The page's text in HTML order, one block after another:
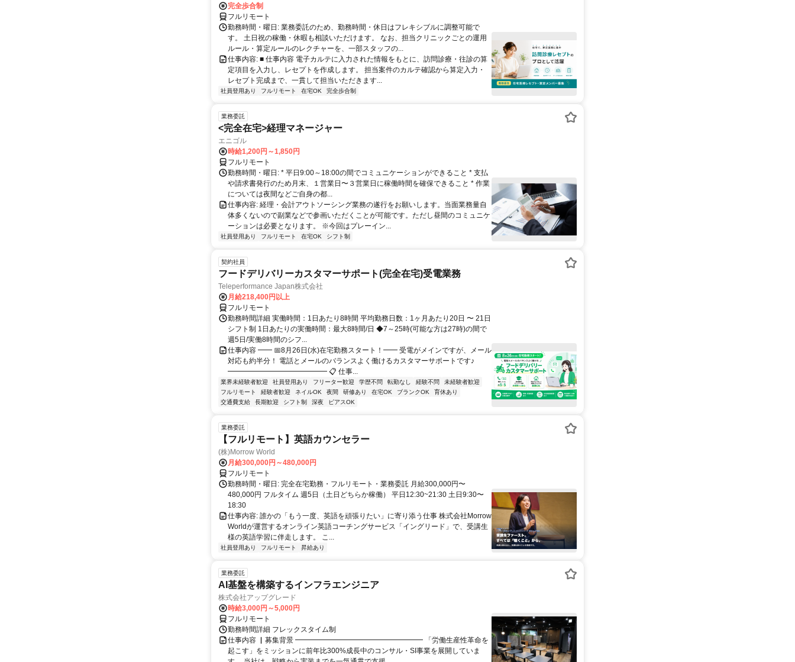
完全歩合制
フルリモート
勤務時間・曜日: 業務委託のため、勤務時間・休日はフレキシブルに調整可能で
す。 土日祝の稼働・休暇も相談いただけます。 なお、担当クリニックごとの運用
ルール・算定ルールのレクチャーを、一部スタッフの...
仕事内容: ■ 仕事内容 電子カルテに入力された情報をもとに、訪問診療・往診の算
定項目を入力し、レセプトを作成します。 担当案件のカルテ確認から算定入力・
レセプト完成まで、一貫して担当いただきます...
社員登用あり フルリモート 在宅OK 完全歩合制
業務委託
<完全在宅>経理マネージャー
エニゴル
時給1,200円～1,850円
フルリモート
勤務時間・曜日: * 平日9:00～18:00の間でコミュニケーションができること * 支払
や請求書発行のため月末、１営業日〜３営業日に稼働時間を確保できること * 作業
については夜間などご自身の都...
仕事内容: 経理・会計アウトソーシング業務の遂行をお願いします。当面業務量自
体多くないので副業などで参画いただくことが可能です。ただし昼間のコミュニケ
ーションは必要となります。 ※今回はプレーイン...
社員登用あり フルリモート 在宅OK シフト制
契約社員
フードデリバリーカスタマーサポート(完全在宅)受電業務
Teleperformance Japan株式会社
月給218,400円以上
フルリモート
勤務時間詳細 実働時間：1日あたり8時間 平均勤務日数：1ヶ月あたり20日 〜 21日
シフト制 1日あたりの実働時間：最大8時間/日 ◆7～25時(可能な方は27時)の間で
週5日/実働8時間のシフ...
仕事内容 ━━ 📅8月26日(水)在宅勤務スタート！━━ 受電がメインですが、メール
対応も約半分！ 電話とメールのバランスよく働けるカスタマーサポートです♪
━━━━━━━━━━━━━━ 📋 仕事...
業界未経験者歓迎 社員登用あり フリーター歓迎 学歴不問 転勤なし 経験不問
未経験者歓迎
フルリモート
経験者歓迎 ネイルOK 夜間 研修あり 在宅OK ブランクOK
育休あり
交通費支給
長期歓迎 シフト制 深夜 ピアスOK
業務委託
【フルリモート】英語カウンセラー
(株)Morrow World
月給300,000円～480,000円
フルリモート
勤務時間・曜日: 完全在宅勤務・フルリモート・業務委託 月給300,000円〜
480,000円 フルタイム 週5日（土日どちらか稼働） 平日12:30~21:30 土日9:30〜
18:30
仕事内容: 誰かの「もう一度、英語を頑張りたい」に寄り添う仕事 株式会社Morrow
Worldが運営するオンライン英語コーチングサービス「イングリード」で、受講生
様の英語学習に伴走します。 こ...
社員登用あり フルリモート 昇給あり
業務委託
AI基盤を構築するインフラエンジニア
株式会社アップグレード
時給3,000円～5,000円
フルリモート
勤務時間詳細 フレックスタイム制
仕事内容 ▏募集背景 ━━━━━━━━━━━━━━━━━━ 「労働生産性革命を
起こす」をミッションに前年比300%成長中のコンサル・SI事業を展開していま